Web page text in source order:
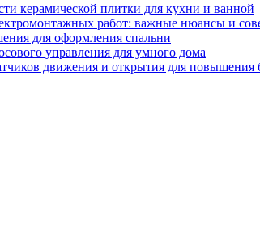
керамической плитки для кухни и ванной
работ: важные нюансы и
для оформления спальни
управления для умного дома
движения и открытия для повышения